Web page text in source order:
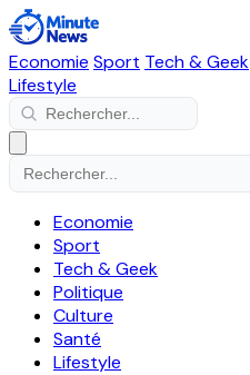
Economie Sport Tech & Geek
Lifestyle
Economie
Sport
Tech & Geek
Politique
Culture
Santé
Lifestyle